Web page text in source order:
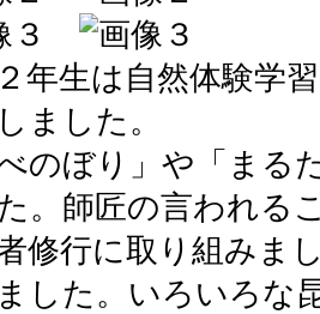
年生は自然体験学
ました。
べのぼり」や「まる
。師匠の言われる
修行に取り組みま
した。いろいろな